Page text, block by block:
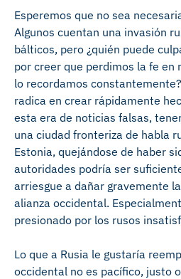
Esperemos que no sea
Algunos cuentan una invasión
bálticos, pero ¿quién puede
por creer que perdimos la fe en
lo recordamos
radica en crear rápidamente
esta era de noticias falsas,
una ciudad fronteriza de habla
Estonia, quejándose de haber
autoridades podría ser
arriesgue a dañar gravemente
alianza occidental.
presionado por los rusos
Lo que a Rusia le gustaría
occidental no es pacífico, justo